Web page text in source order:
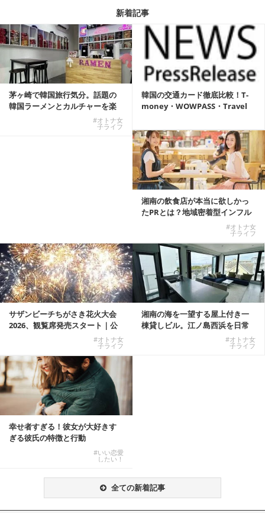
新着記事
茅ヶ崎で韓国旅行気分。話題の
韓国ラーメンとカルチャーを楽
#オトナ女
子ライフ
韓国の交通カード徹底比較！T-
money・WOWPASS・Travel
湘南の飲食店が本当に欲しかっ
たPRとは？地域密着型インフル
#オトナ女
子ライフ
サザンビーチちがさき花火大会
2026、観覧席発売スタート｜公
#オトナ女
子ライフ
湘南の海を一望する屋上付き一
棟貸しビル。江ノ島西浜を日常
#オトナ女
子ライフ
幸せ者すぎる！彼女が大好きす
ぎる彼氏の特徴と行動
#いい恋愛
したい！
全ての新着記事